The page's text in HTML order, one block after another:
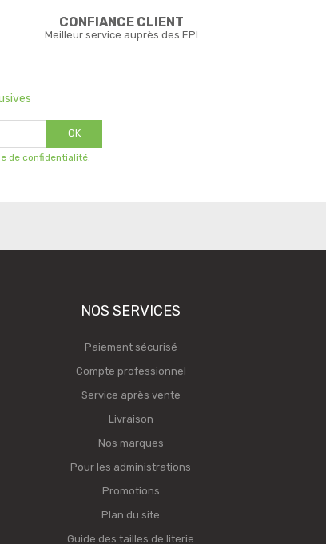
CONFIANCE CLIENT
Meilleur service auprès des EPI
OK
de confidentialité.
NOS SERVICES
Paiement sécurisé
Compte professionnel
Service après vente
Livraison
Nos marques
Pour les administrations
Promotions
Plan du site
Guide des tailles de literie